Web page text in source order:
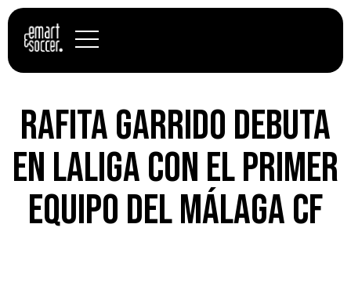
Rafita Garrido debuta
en LaLiga con el primer
equipo del Málaga CF